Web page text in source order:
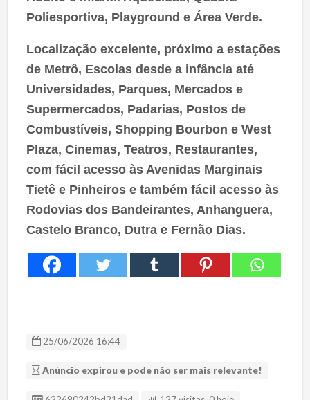
Poliesportiva, Playground e Área Verde.
Localização excelente, próximo a estações
de Metrô, Escolas desde a infância até
Universidades, Parques, Mercados e
Supermercados, Padarias, Postos de
Combustíveis, Shopping Bourbon e West
Plaza, Cinemas, Teatros, Restaurantes,
com fácil acesso às Avenidas Marginais
Tietê e Pinheiros e também fácil acesso às
Rodovias dos Bandeirantes, Anhanguera,
Castelo Branco, Dutra e Fernão Dias.
25/06/2026 16:44
Anúncio expirou e pode não ser mais relevante!